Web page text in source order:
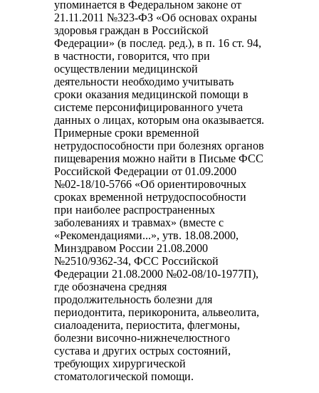
упоминается в Федеральном законе от
21.11.2011 №323-ФЗ «Об основах охраны
здоровья граждан в Российской
Федерации» (в послед. ред.), в п. 16 ст. 94,
в частности, говорится, что при
осуществлении медицинской
деятельности необходимо учитывать
сроки оказания медицинской помощи в
системе персонифицированного учета
данных о лицах, которым она оказывается.
Примерные сроки временной
нетрудоспособности при болезнях органов
пищеварения можно найти в Письме ФСС
Российской Федерации от 01.09.2000
№02-18/10-5766 «Об ориентировочных
сроках временной нетрудоспособности
при наиболее распространенных
заболеваниях и травмах» (вместе с
«Рекомендациями...», утв. 18.08.2000,
Минздравом России 21.08.2000
№2510/9362-34, ФСС Российской
Федерации 21.08.2000 №02-08/10-1977П),
где обозначена средняя
продолжительность болезни для
периодонтита, перикоронита, альвеолита,
сиалоаденита, периостита, флегмоны,
болезни височно-нижнечелюстного
сустава и других острых состояний,
требующих хирургической
стоматологической помощи.